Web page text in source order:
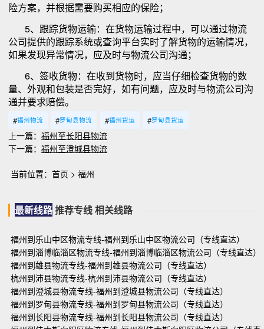
险方案，并根据需要购买相应的保险；
5、跟踪货物运输：在货物运输过程中，可以通过物流
公司提供的跟踪系统或查询平台实时了解货物的运输情况，
如果发现异常情况，应及时与物流公司沟通；
6、签收货物：在收到货物时，应当仔细检查货物的数
量、外观和包装是否完好，如有问题，应及时与物流公司沟
通并要求赔偿。
#福州物流 #罗甸县物流 #福州货运 #罗甸县货运
上一篇： 福州至长阳县物流
下一篇： 福州至澄城县物流
当前位置： 首页 > 福州
最新线路推荐专线相关线路
福州到乐山中区物流专线-福州到乐山中区物流公司（专线直达）
福州到淄博临淄区物流专线-福州到淄博临淄区物流公司（专线直达）
福州到雄县物流专线-福州到雄县物流公司（专线直达）
杭州到沛县物流专线-杭州到沛县物流公司（专线直达）
福州到澄城县物流专线-福州到澄城县物流公司（专线直达）
福州到罗甸县物流专线-福州到罗甸县物流公司（专线直达）
福州到长阳县物流专线-福州到长阳县物流公司（专线直达）